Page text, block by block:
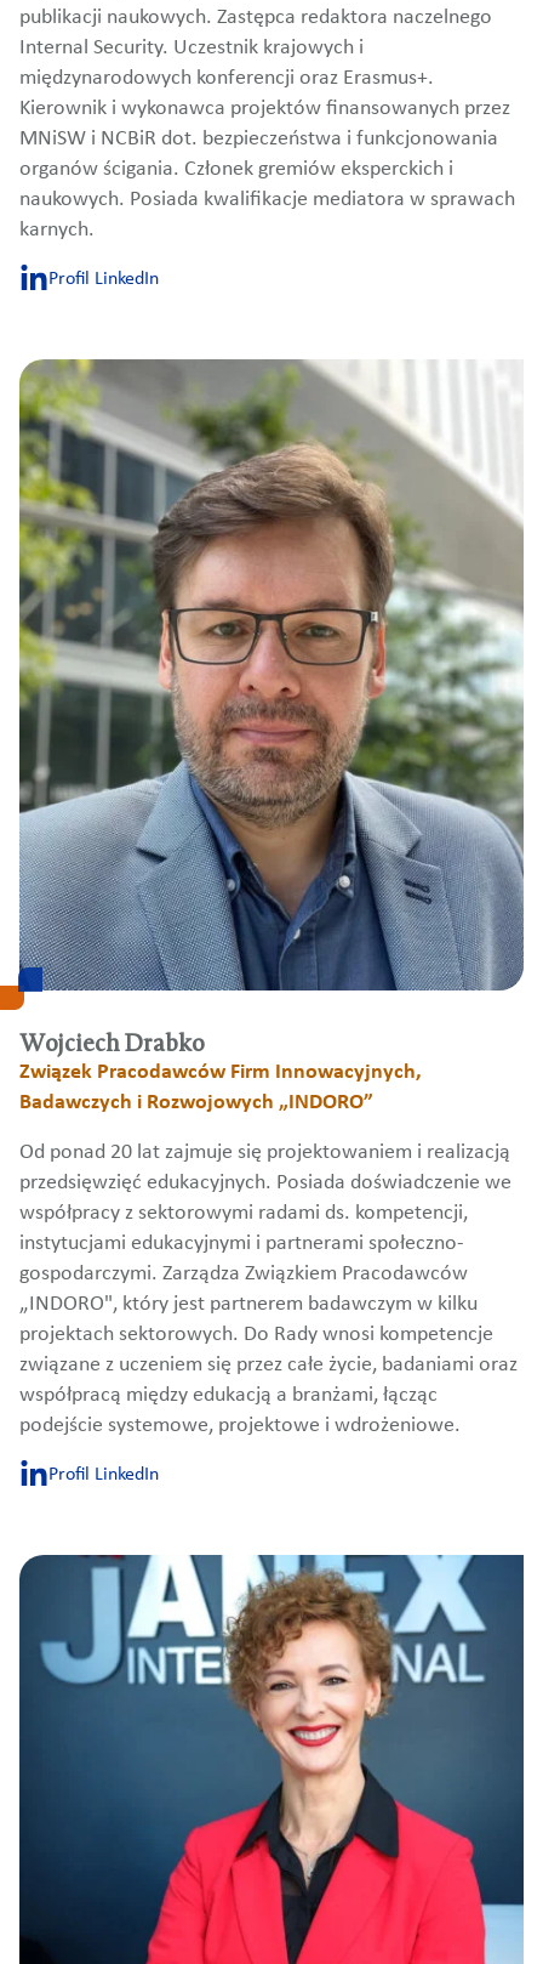
publikacji naukowych. Zastępca redaktora naczelnego
Internal Security. Uczestnik krajowych i
międzynarodowych konferencji oraz Erasmus+.
Kierownik i wykonawca projektów finansowanych przez
MNiSW i NCBiR dot. bezpieczeństwa i funkcjonowania
organów ścigania. Członek gremiów eksperckich i
naukowych. Posiada kwalifikacje mediatora w sprawach
karnych.
Profil LinkedIn
Wojciech Drabko
Związek Pracodawców Firm Innowacyjnych,
Badawczych i Rozwojowych „INDORO”
Od ponad 20 lat zajmuje się projektowaniem i realizacją
przedsięwzięć edukacyjnych. Posiada doświadczenie we
współpracy z sektorowymi radami ds. kompetencji,
instytucjami edukacyjnymi i partnerami społeczno-
gospodarczymi. Zarządza Związkiem Pracodawców
„INDORO", który jest partnerem badawczym w kilku
projektach sektorowych. Do Rady wnosi kompetencje
związane z uczeniem się przez całe życie, badaniami oraz
współpracą między edukacją a branżami, łącząc
podejście systemowe, projektowe i wdrożeniowe.
Profil LinkedIn